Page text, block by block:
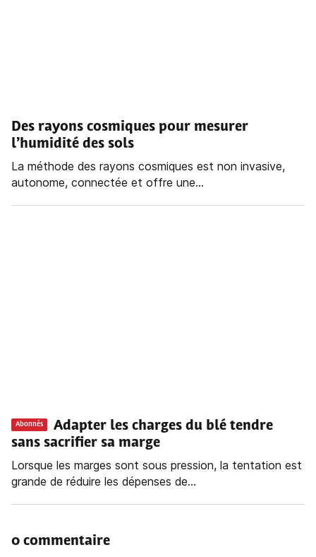
Des rayons cosmiques pour mesurer
l’humidité des sols
La méthode des rayons cosmiques est non invasive,
autonome, connectée et offre une...
Abonnés
Adapter les charges du blé tendre
sans sacrifier sa marge
Lorsque les marges sont sous pression, la tentation est
grande de réduire les dépenses de...
0 commentaire